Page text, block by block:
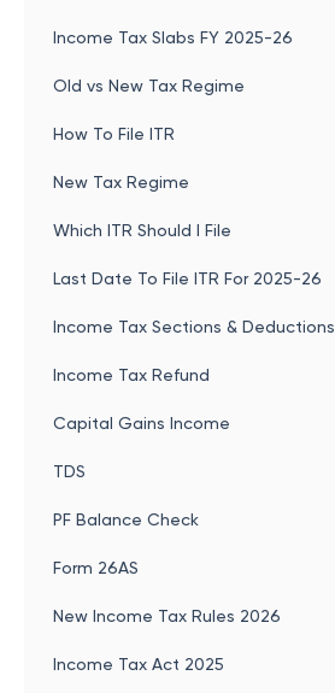
Income Tax Slabs FY 2025-26
Old vs New Tax Regime
How To File ITR
New Tax Regime
Which ITR Should I File
Last Date To File ITR For 2025-26
Income Tax Sections & Deductions
Income Tax Refund
Capital Gains Income
TDS
PF Balance Check
Form 26AS
New Income Tax Rules 2026
Income Tax Act 2025